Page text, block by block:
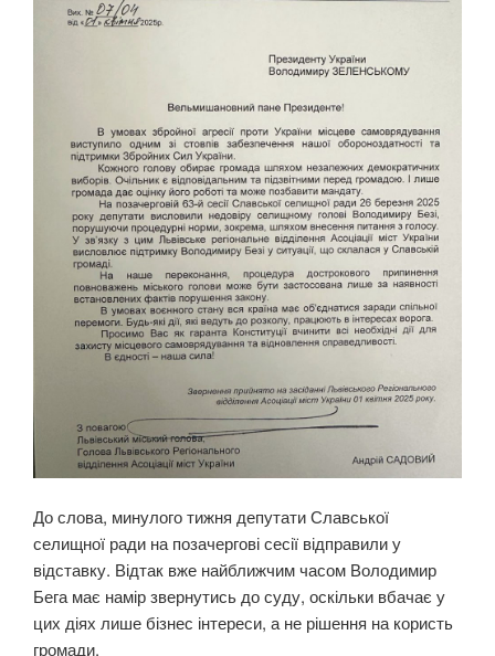
До слова, минулого тижня депутати Славської
селищної ради на позачергові сесії відправили у
відставку. Відтак вже найближчим часом Володимир
Бега має намір звернутись до суду, оскільки вбачає у
цих діях лише бізнес інтереси, а не рішення на користь
громади.